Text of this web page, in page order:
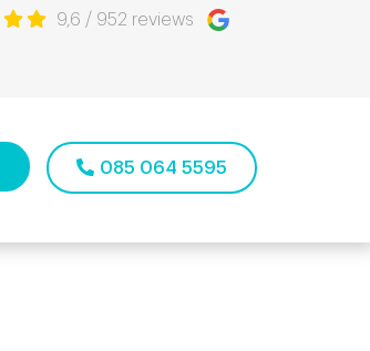
9,6 / 952 reviews
085 064 5595